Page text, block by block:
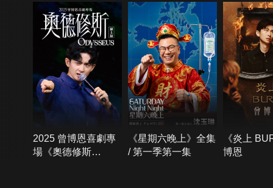
2025 曾博恩喜劇專
場《奧德修斯
《星期六晚上》全集
/ 第一季第一集
《炎上
博恩